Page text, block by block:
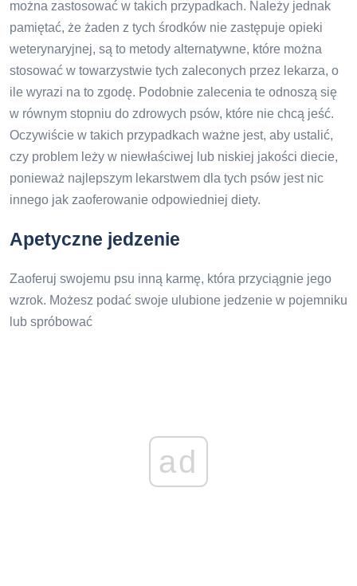
można zastosować w takich przypadkach. Należy jednak
pamiętać, że żaden z tych środków nie zastępuje opieki
weterynaryjnej, są to metody alternatywne, które można
stosować w towarzystwie tych zaleconych przez lekarza, o
ile wyrazi na to zgodę. Podobnie zalecenia te odnoszą się
w równym stopniu do zdrowych psów, które nie chcą jeść.
Oczywiście w takich przypadkach ważne jest, aby ustalić,
czy problem leży w niewłaściwej lub niskiej jakości diecie,
ponieważ najlepszym lekarstwem dla tych psów jest nic
innego jak zaoferowanie odpowiedniej diety.
Apetyczne jedzenie
Zaoferuj swojemu psu inną karmę, która przyciągnie jego
wzrok. Możesz podać swoje ulubione jedzenie w pojemniku
lub spróbować
ad